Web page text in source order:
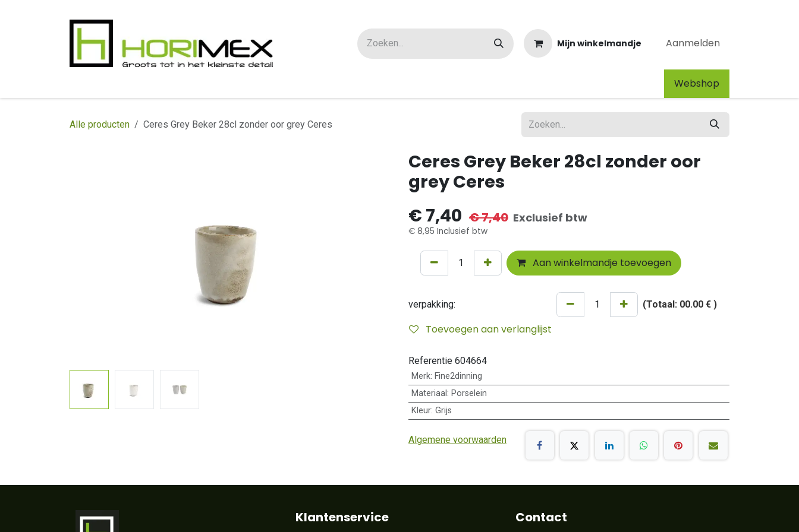
Mijn winkelmandje Aanmelden
Webshop​
Alle producten Ceres Grey Beker 28cl zonder oor grey Ceres
Ceres Grey Beker 28cl zonder oor
grey Ceres
€ 7,40 €7,40 Exclusief btw
€ 8,95 Inclusief btw
Aan winkelmandje toevoegen
verpakking: (Totaal: 00.00 € )
Toevoegen aan verlanglijst
Referentie 604664
Merk: Fine2dinning
Materiaal : Porselein
Kleur: Grijs
Algemene voorwaarden
Klantenservice Contact